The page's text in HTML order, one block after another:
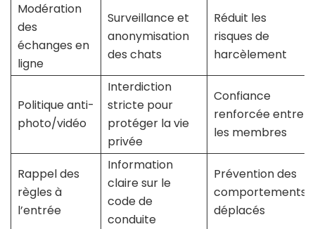
Modération
des
échanges en
ligne
Surveillance et
anonymisation
des chats
Réduit les
risques de
harcèlement
Politique anti-
photo/vidéo
Interdiction
stricte pour
protéger la vie
privée
Confiance
renforcée entre
les membres
Rappel des
règles à
l’entrée
Information
claire sur le
code de
conduite
Prévention des
comportements
déplacés